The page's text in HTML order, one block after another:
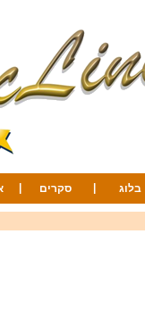
בלוג סקרים